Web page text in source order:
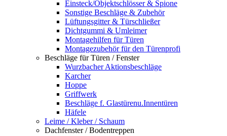
Einsteck/Objektschlösser & Spione
Sonstige Beschläge & Zubehör
Lüftungsgitter & Türschließer
Dichtgummi & Umleimer
Montagehilfen für Türen
Montagezubehör für den Türenprofi
Beschläge für Türen / Fenster
Wurzbacher Aktionsbeschläge
Karcher
Hoppe
Griffwerk
Beschläge f. Glastürenu.Innentüren
Häfele
Leime / Kleber / Schaum
Dachfenster / Bodentreppen